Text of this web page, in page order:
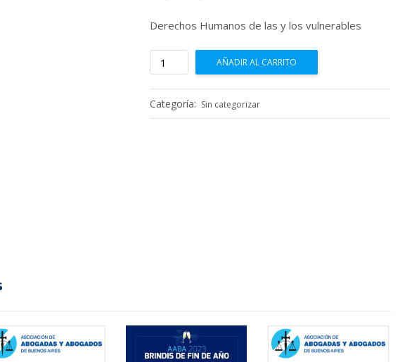
Derechos Humanos de las y los vulnerables
Derechos
Humanos
de
las
y
AÑADIR AL CARRITO
Categoría: Sin categorizar